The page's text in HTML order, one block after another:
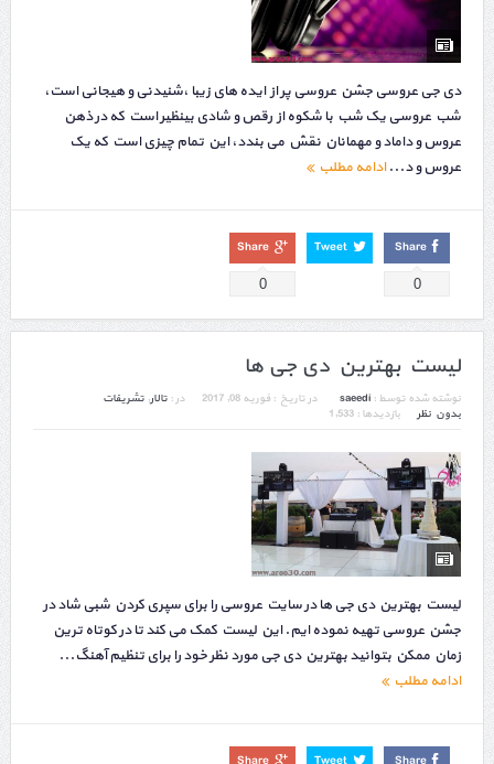
دی جی عروسی جشن عروسی پر از ایده های زیبا ،شنیدنی و هیجانی است،
شب عروسی یک شب با شکوه از رقص و شادی بینظیر است که در ذهن
عروس و داماد و مهمانان نقش می بندد، این تمام چیزی است که یک
عروس و د...ادامه مطلب
Share
0
Tweet
Share
0
لیست بهترین دی جی ها
نوشته شده توسط : saeedi در تاریخ : فوریه 08, 2017 در : تالار, تشریفات
بدون نظر
بازدیدها : 1,533
لیست بهترین دی جی ها در سایت عروسی را برای سپری کردن شبی شاد در
جشن عروسی تهیه نموده ایم. این لیست کمک می کند تا در کوتاه ترین
زمان ممکن بتوانید بهترین دی جی مورد نظر خود را برای تنظیم آهنگ...
ادامه مطلب